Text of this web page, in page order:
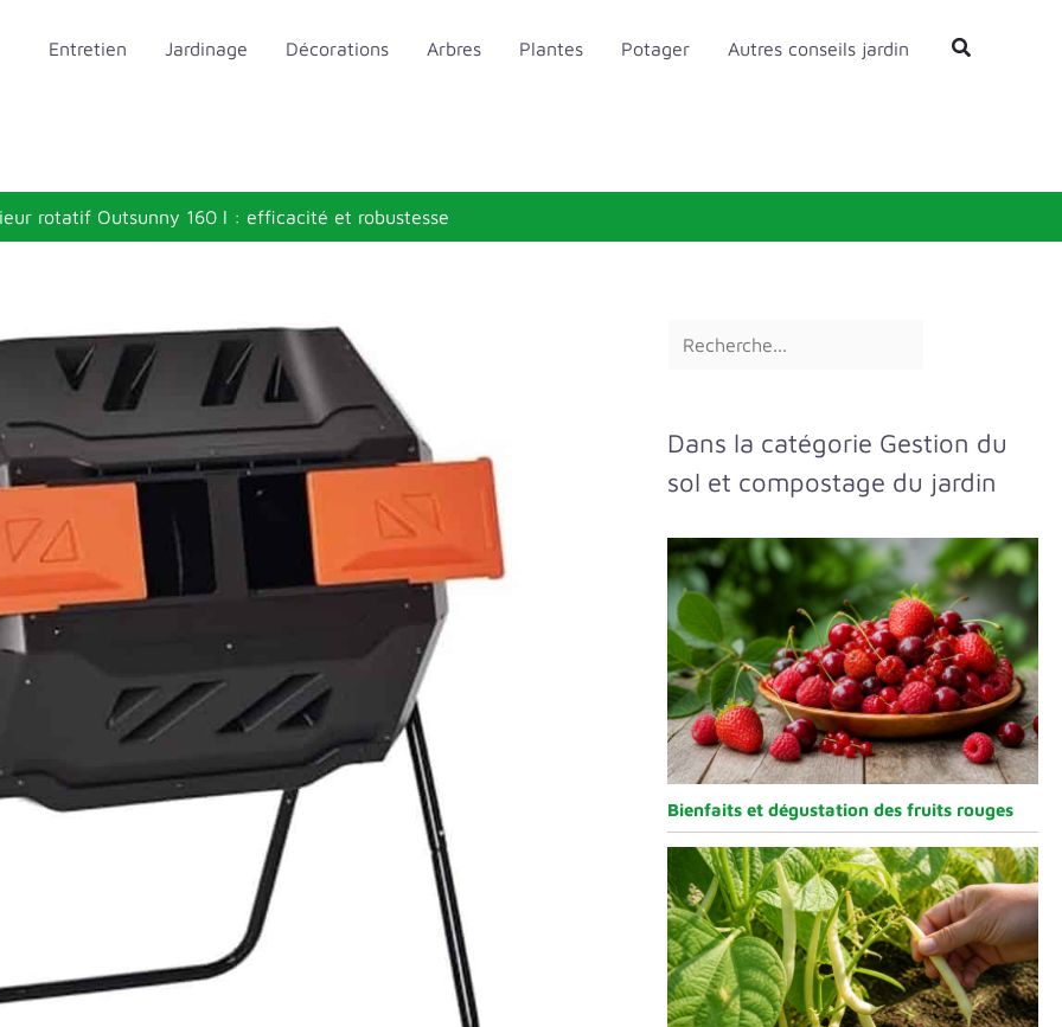
Entretien Jardinage Décorations Arbres Plantes Potager Autres conseils jardin Rechercher
rotatif Outsunny 160 l : efficacité et robustesse
e
c
Dans la catégorie Gestion du
sol et compostage du jardin
Bienfaits et dégustation des fruits rouges